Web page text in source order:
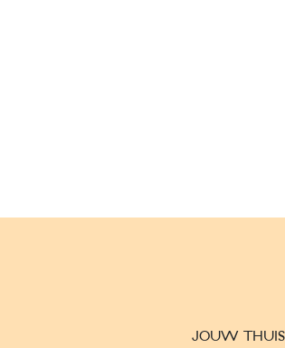
JOUW THUIS